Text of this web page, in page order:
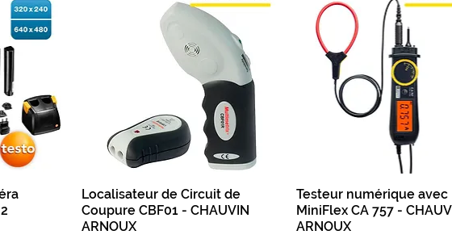
Aperçu rapide
Localisateur de Circuit de
Coupure CBF01 - CHAUVIN
ARNOUX
Aperçu rapide
Testeur numérique avec
MiniFlex CA 757 -
ARNOUX